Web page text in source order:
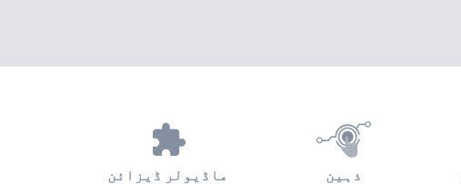
ماڈیولر ڈیزائن ذہین